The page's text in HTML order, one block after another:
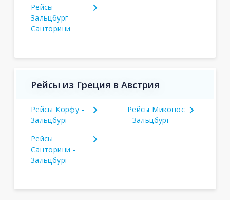
Рейсы
Зальцбург -
Санторини
Рейсы из Греция в Австрия
Рейсы Корфу -
Зальцбург
Рейсы Миконос
- Зальцбург
Рейсы
Санторини -
Зальцбург